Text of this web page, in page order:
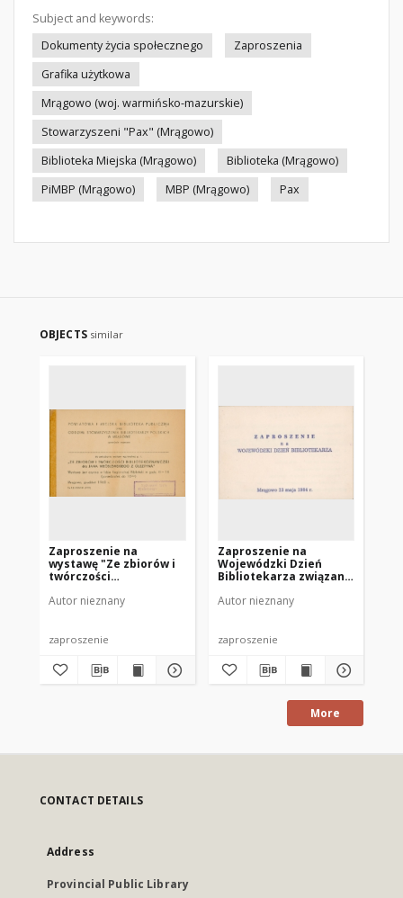
Subject and keywords:
Dokumenty życia społecznego
Zaproszenia
Grafika użytkowa
Mrągowo (woj. warmińsko-mazurskie)
Stowarzyszeni "Pax" (Mrągowo)
Biblioteka Miejska (Mrągowo)
Biblioteka (Mrągowo)
PiMBP (Mrągowo)
MBP (Mrągowo) Pax
OBJECTS similar
Zaproszenie na
wystawę "Ze zbiorów i
twórczości
Jana Wróblewskiego z
Autor nieznany
zaproszenie
Zaproszenie na
Wojewódzki Dzień
Bibliotekarza związany
MBP w Mrągowie 1984
Autor nieznany
zaproszenie
More
CONTACT DETAILS
Address
Provincial Public Library